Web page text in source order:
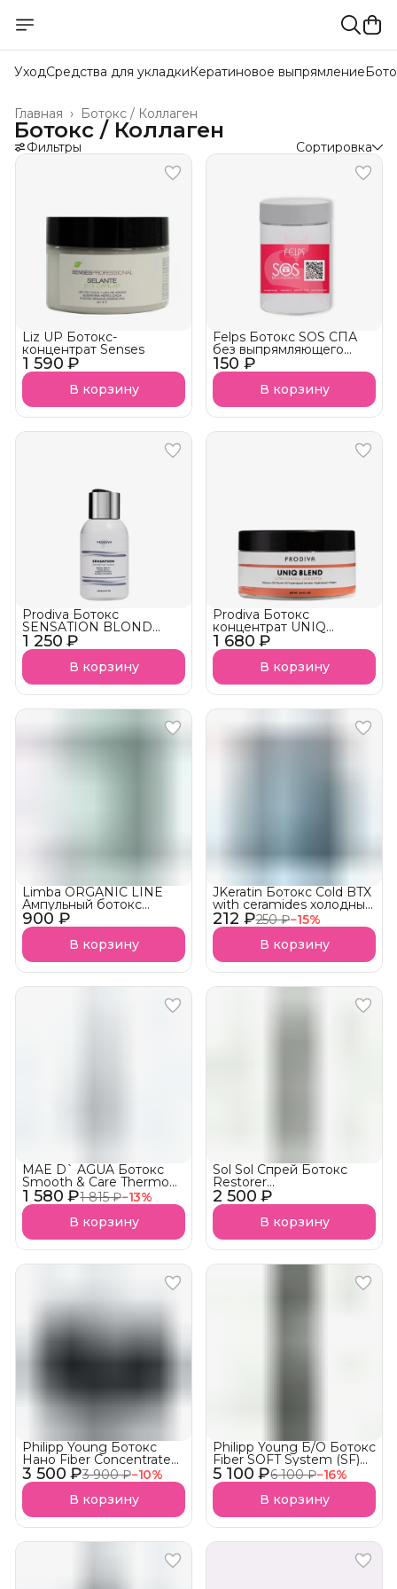
УходСредства для укладкиКератиновое выпрямление
Ботокс / Коллаген
Главная ›
Ботокс / Коллаген
Фильтры Сортировка
1 590 ₽
Liz UP Ботокс-
концентрат Senses
В корзину
150 ₽
Felps Ботокс SOS СПА
без выпрямляющего
эффекта АКЦИЯ!
В корзину
1 250 ₽
Prodiva Ботокс
SENSATION BLOND
тонирующий
В корзину
1 680 ₽
Prodiva Ботокс
концентрат UNIQ
BLEND
В корзину
900 ₽
Limba ORGANIC LINE
Ампульный ботокс
концентрат для волос
Hair Concetrat
В корзину
212 ₽250 ₽−15%
JKeratin Ботокс Cold BTX
with ceramides холодный
для ламинирования и
гладкости волос
В корзину
1 580 ₽1 815 ₽−13%
MAE D` AGUA Ботокс
Smooth & Care Thermo
Cream
В корзину
2 500 ₽
Sol Sol Спрей Ботокс
Restorer
Восстанавливающий
реконструктор и
пролонгацияВ корзину
3 500 ₽3 900 ₽−10%
Philipp Young Ботокс
Нано Fiber Concentrate
Концентрат (FC)
В корзину
5 100 ₽6 100 ₽−16%
Philipp Young Б/О Ботокс
Fiber SOFT System (SF)
Parfum free c
выпрямляющим
эффектомВ корзину